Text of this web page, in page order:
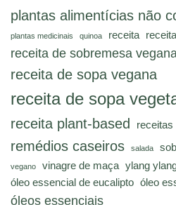
plantas alimentícias não
plantas medicinais quinoa receita
receita de sobremesa vegana
receita de sopa vegana
receita de sopa
receita plant-based receitas
remédios caseiros salada
vegano vinagre de maça ylang
óleo essencial de eucalipto óleo
óleos essenciais